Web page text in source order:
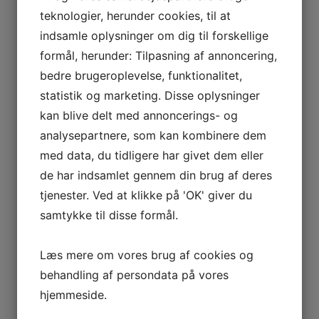
Strenometer ApS vil fremme menneskerettighederne i hele
vores leverandørkæde. Vi forventer at vores leverandører
overholder de samme standarder og værdier vedrørende
menneskerettigheder som os.
Privatliv og databeskyttelse:
Vi vil respektere retten til privatliv og beskytte personlige
data i overensstemmelse med gældende
databeskyttelseslovgivning. Alle data vil blive behandlet
med fortrolighed og sikkerhed.
Uddannelse og bevidsthed:
Vi vil uddanne vores medarbejdere og interessenter om
Bevidsthedsfremmende initiativer vil blive gennemført for at
fremme en kultur der prioriterer respekt for
menneskerettighederne.
teknologier, herunder cookies, til at
indsamle oplysninger om dig til forskellige
formål, herunder: Tilpasning af annoncering,
bedre brugeroplevelse, funktionalitet,
statistik og marketing. Disse oplysninger
kan blive delt med annoncerings- og
analysepartnere, som kan kombinere dem
med data, du tidligere har givet dem eller
de har indsamlet gennem din brug af deres
tjenester. Ved at klikke på 'OK' giver du
samtykke til disse formål.
Læs mere om vores brug af cookies og
behandling af persondata på vores
hjemmeside.